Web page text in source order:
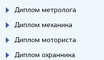
Диплом метролога
Диплом механика
Диплом моториста
Диплом охранника